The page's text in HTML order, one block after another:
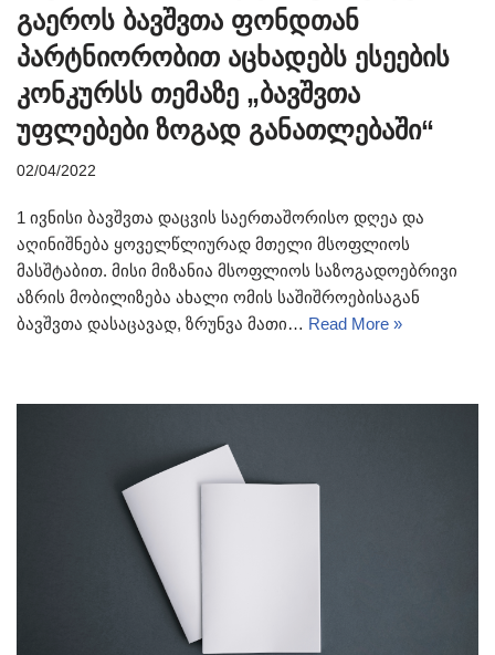
გაეროს ბავშვთა ფონდთან
პარტნიორობით აცხადებს ესეების
კონკურსს თემაზე „ბავშვთა
უფლებები ზოგად განათლებაში“
02/04/2022
1 ივნისი ბავშვთა დაცვის საერთაშორისო დღეა და
აღინიშნება ყოველწლიურად მთელი მსოფლიოს
მასშტაბით. მისი მიზანია მსოფლიოს საზოგადოებრივი
აზრის მობილიზება ახალი ომის საშიშროებისაგან
ბავშვთა დასაცავად, ზრუნვა მათი… Read More »